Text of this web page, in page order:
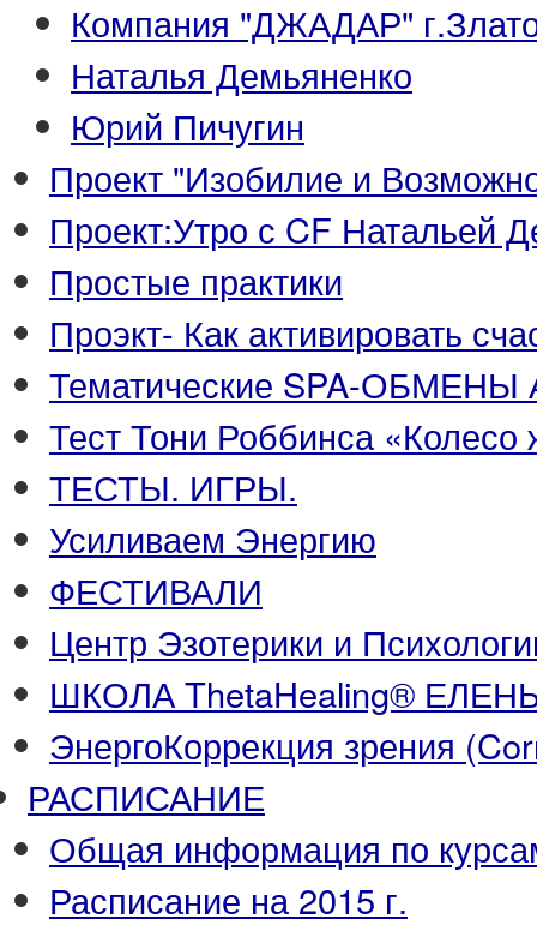
Компания "ДЖАДАР"
Наталья Демьяненко
Юрий Пичугин
Проект "Изобилие и
Проект:Утро с CF Натальей
Простые практики
Проэкт- Как активировать
Тематические SPA-ОБМЕНЫ
Тест Тони Роббинса «Колесо
ТЕСТЫ. ИГРЫ.
Усиливаем Энергию
ФЕСТИВАЛИ
Центр Эзотерики и
ШКОЛА ThetaHealing®
ЭнергоКоррекция зрения
РАСПИСАНИЕ
Общая информация по
Расписание на 2015 г.